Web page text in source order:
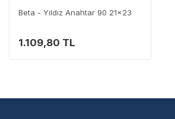
Garanti Kapsamı
Beta - Yıldız Anahtar 90 21x23
1.109,80 TL